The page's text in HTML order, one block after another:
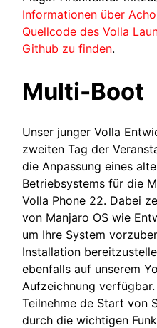
Informationen über
Quellcode des Volla
Github zu finden.
Multi-Boot
Unser junger Volla
zweiten Tag der
die Anpassung eines
Betriebsystems für die
Volla Phone 22. Dabei
von Manjaro OS wie
um Ihre System
Installation
ebenfalls auf unserem
Aufzeichnung
Teilnehme de Start von
durch die wichtigen